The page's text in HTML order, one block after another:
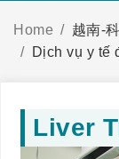
Home 越南-
Dịch vụ y tế
Liver